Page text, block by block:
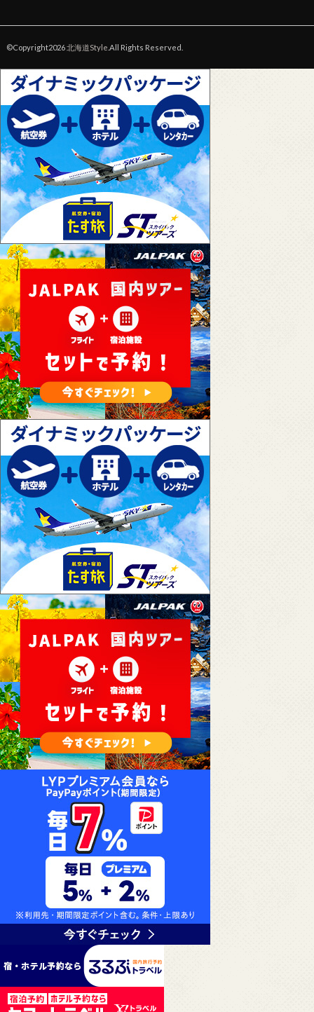
©Copyright2026北海道Style .All Rights Reserved.